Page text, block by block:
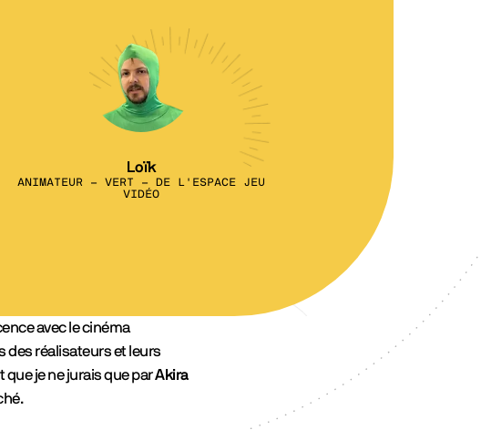
Loïk
ANIMATEUR - VERT - DE L'ESPACE JEU
VIDÉO
avec le cinéma
des réalisateurs et leurs
je ne jurais que parAkira